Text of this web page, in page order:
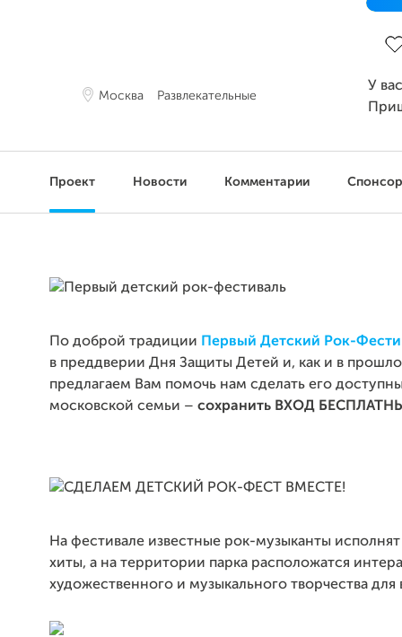
Москва Развлекательные
У
Проект Новости Комментарии
По доброй традиции Первый Детский Рок-
в преддверии Дня Защиты Детей и, как и в
предлагаем Вам помочь нам сделать его
московской семьи – сохранить ВХОД
На фестивале известные рок-музыканты
хиты, а на территории парка расположатся
художественного и музыкального творчества для